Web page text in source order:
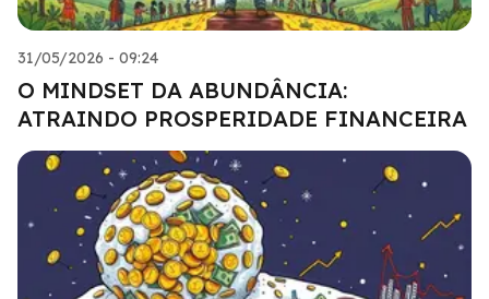
31/05/2026 - 09:24
O MINDSET DA ABUNDÂNCIA:
ATRAINDO PROSPERIDADE FINANCEIRA